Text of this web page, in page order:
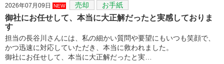
2026年07月09日 NEW 売却 お手紙
御社にお任せして、本当に大正解だったと実感しておりま
す
担当の長谷川さんには、私の細かい質問や要望にもいつも笑顔で、
かつ迅速に対応していただき、本当に救われました。
御社にお任せして、本当に大正解だったと実…